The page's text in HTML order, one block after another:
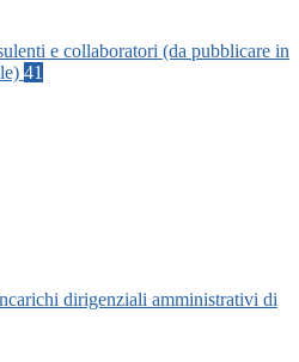
e collaboratori (da pubblicare in
41
dirigenziali amministrativi di